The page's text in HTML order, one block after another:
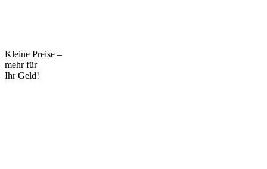
Kleine Preise –
mehr für
Ihr Geld!